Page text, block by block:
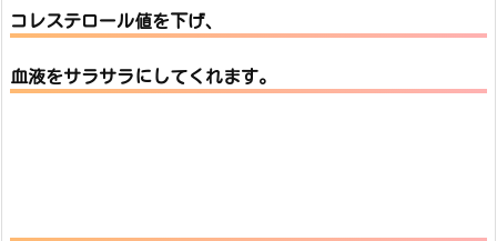
コレステロール値を下げ、
血液をサラサラにしてくれます。